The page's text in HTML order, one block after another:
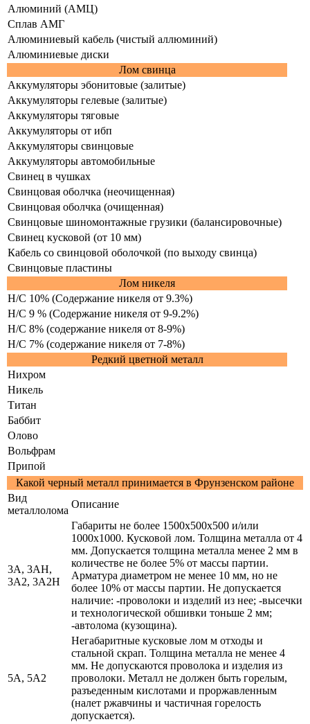
Алюминий (АМЦ)
Сплав АМГ
Алюминиевый кабель (чистый аллюминий)
Алюминиевые диски
Лом свинца
Аккумуляторы эбонитовые (залитые)
Аккумуляторы гелевые (залитые)
Аккумуляторы тяговые
Аккумуляторы от ибп
Аккумуляторы свинцовые
Аккумуляторы автомобильные
Свинец в чушках
Свинцовая оболчка (неочищенная)
Свинцовая оболчка (очищенная)
Свинцовые шиномонтажные грузики (балансировочные)
Свинец кусковой (от 10 мм)
Кабель со свинцовой оболочкой (по выходу свинца)
Свинцовые пластины
Лом никеля
Н/С 10% (Содержание никеля от 9.3%)
Н/С 9 % (Содержание никеля от 9-9.2%)
Н/С 8% (содержание никеля от 8-9%)
Н/С 7% (содержание никеля от 7-8%)
Редкий цветной металл
Нихром
Никель
Титан
Баббит
Олово
Вольфрам
Припой
Какой черный металл принимается в Фрунзенском районе
Вид
металлолома
Описание
3А, 3АН,
3А2, 3А2Н
Габариты не более 1500х500х500 и/или
1000х1000. Кусковой лом. Толщина металла от 4
мм. Допускается толщина металла менее 2 мм в
количестве не более 5% от массы партии.
Арматура диаметром не менее 10 мм, но не
более 10% от массы партии. Не допускается
наличие: -проволоки и изделий из нее; -высечки
и технологической обшивки тоньше 2 мм;
-автолома (кузощина).
5А, 5А2
Негабаритные кусковые лом м отходы и
стальной скрап. Толщина металла не менее 4
мм. Не допускаются проволока и изделия из
проволоки. Металл не должен быть горелым,
разъеденным кислотами и проржавленным
(налет ржавчины и частичная горелость
допускается).